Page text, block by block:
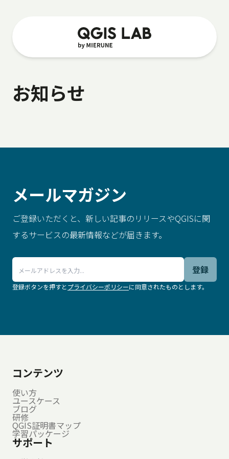
お知らせ
メールマガジン
ご登録いただくと、新しい記事のリリースやQGISに関
するサービスの最新情報などが届きます。
登録
登録ボタンを押すとプライバシーポリシーに同意されたものとします。
コンテンツ
使い方
ユースケース
ブログ
研修
QGIS証明書マップ
学習パッケージ
サポート